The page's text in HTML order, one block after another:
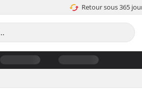
Retour sous 365